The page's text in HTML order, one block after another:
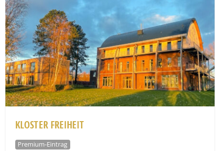
KLOSTER FREIHEIT
Premium-Eintrag